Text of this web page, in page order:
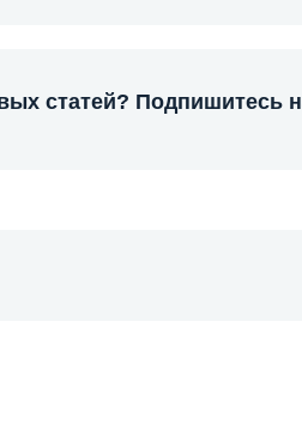
статей? Подпишитесь